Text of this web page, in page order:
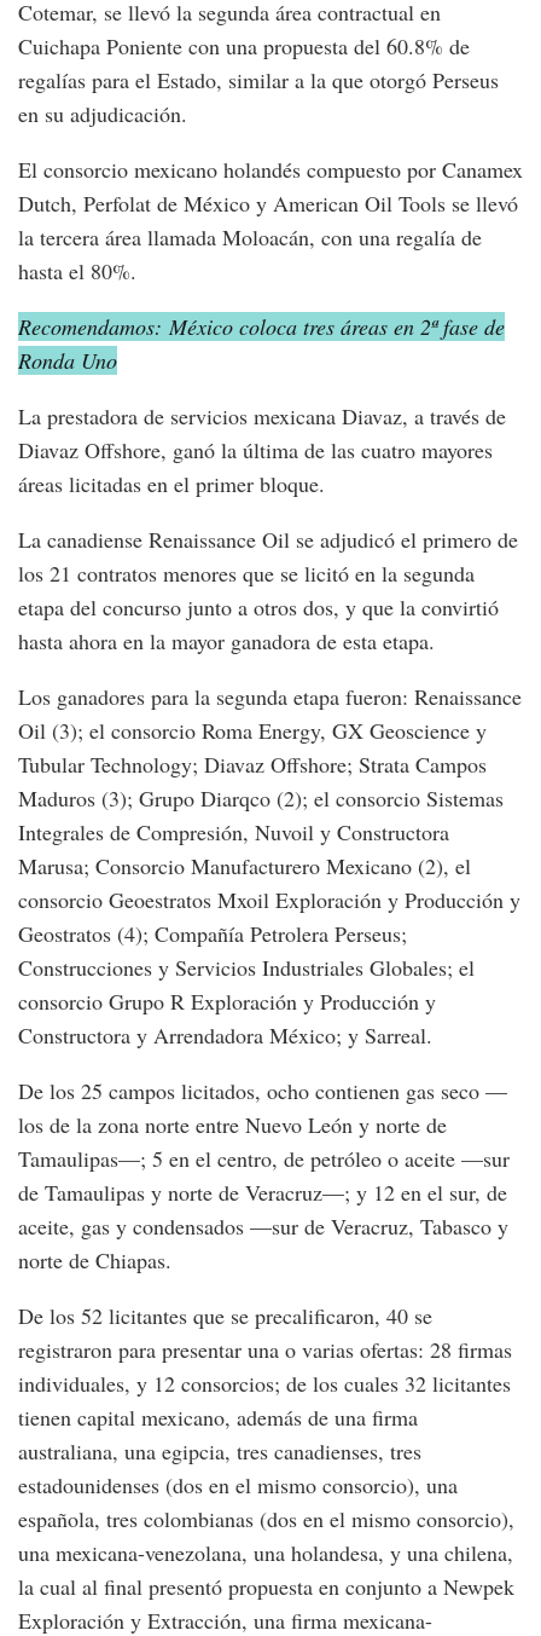
Cotemar, se llevó la segunda área contractual en
Cuichapa Poniente con una propuesta del 60.8% de
regalías para el Estado, similar a la que otorgó Perseus
en su adjudicación.
El consorcio mexicano holandés compuesto por Canamex
Dutch, Perfolat de México y American Oil Tools se llevó
la tercera área llamada Moloacán, con una regalía de
hasta el 80%.
Recomendamos: México coloca tres áreas en 2ª fase de
Ronda Uno
La prestadora de servicios mexicana Diavaz, a través de
Diavaz Offshore, ganó la última de las cuatro mayores
áreas licitadas en el primer bloque.
La canadiense Renaissance Oil se adjudicó el primero de
los 21 contratos menores que se licitó en la segunda
etapa del concurso junto a otros dos, y que la convirtió
hasta ahora en la mayor ganadora de esta etapa.
Los ganadores para la segunda etapa fueron: Renaissance
Oil (3); el consorcio Roma Energy, GX Geoscience y
Tubular Technology; Diavaz Offshore; Strata Campos
Maduros (3); Grupo Diarqco (2); el consorcio Sistemas
Integrales de Compresión, Nuvoil y Constructora
Marusa; Consorcio Manufacturero Mexicano (2), el
consorcio Geoestratos Mxoil Exploración y Producción y
Geostratos (4); Compañía Petrolera Perseus;
Construcciones y Servicios Industriales Globales; el
consorcio Grupo R Exploración y Producción y
Constructora y Arrendadora México; y Sarreal.
De los 25 campos licitados, ocho contienen gas seco —
los de la zona norte entre Nuevo León y norte de
Tamaulipas—; 5 en el centro, de petróleo o aceite —sur
de Tamaulipas y norte de Veracruz—; y 12 en el sur, de
aceite, gas y condensados —sur de Veracruz, Tabasco y
norte de Chiapas.
De los 52 licitantes que se precalificaron, 40 se
registraron para presentar una o varias ofertas: 28 firmas
individuales, y 12 consorcios; de los cuales 32 licitantes
tienen capital mexicano, además de una firma
australiana, una egipcia, tres canadienses, tres
estadounidenses (dos en el mismo consorcio), una
española, tres colombianas (dos en el mismo consorcio),
una mexicana-venezolana, una holandesa, y una chilena,
la cual al final presentó propuesta en conjunto a Newpek
Exploración y Extracción, una firma mexicana-